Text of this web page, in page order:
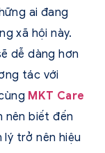
ai đang
xã hội này.
dễ dàng hơn
tác với
MKT Care
nên biết đến
lý trở nên hiệu